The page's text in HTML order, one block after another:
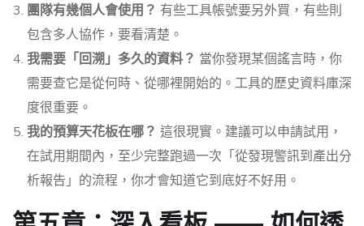
團隊有幾個人會使用？ 有些工具帳號要另外買，有些則
包含多人協作，要看清楚。
我需要「回溯」多久的資料？ 當你發現某個謠言時，你
需要查它是從何時、從哪裡開始的。工具的歷史資料庫深
度很重要。
我的預算天花板在哪？ 這很現實。建議可以申請試用，
在試用期間內，至少完整跑過一次「從發現警訊到產出分
析報告」的流程，你才會知道它到底好不好用。